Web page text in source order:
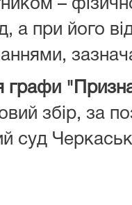
–
а при його
графи
збір, за
суд